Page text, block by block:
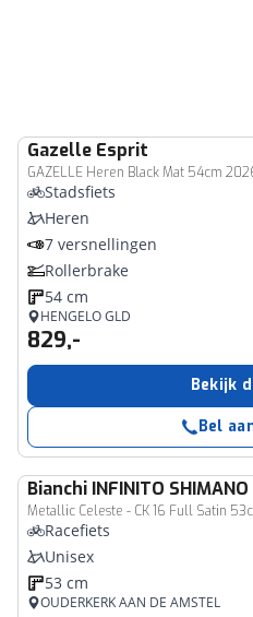
Gazelle Esprit
GAZELLE Heren Black Mat 54cm
Stadsfiets
Heren
7 versnellingen
Rollerbrake
54 cm
HENGELO GLD
829,-
Bekijk
Bel
Bianchi INFINITO SHIMANO
Metallic Celeste - CK 16 Full Satin
Racefiets
Unisex
53 cm
OUDERKERK AAN DE AMSTEL